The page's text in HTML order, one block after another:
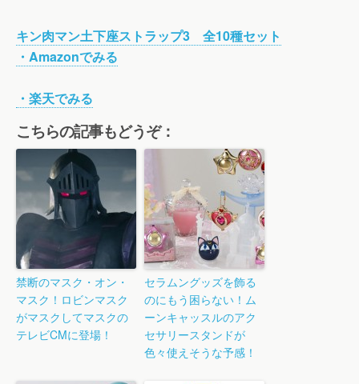
キン肉マン土下座ストラップ3 全10種セット
・Amazonでみる
・楽天でみる
こちらの記事もどうぞ：
禁断のマスク・オン・
マスク！ロビンマスク
がマスクしてマスクの
テレビCMに登場！
セラムングッズを飾る
のにもう困らない！ム
ーンキャッスルのアク
セサリースタンドが
色々使えそうな予感！